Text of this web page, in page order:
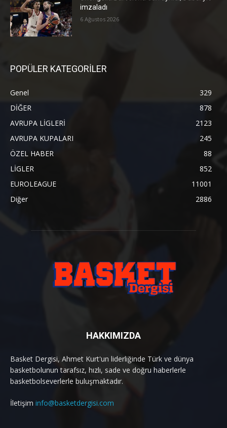
imzaladı
6 Ağustos 2026
POPÜLER KATEGORİLER
Genel
329
DİĞER
878
AVRUPA LİGLERİ
2123
AVRUPA KUPALARI
245
ÖZEL HABER
88
LİGLER
852
EUROLEAGUE
11001
Diğer
2886
HAKKIMIZDA
Basket Dergisi, Ahmet Kurt'un liderliğinde Türk ve dünya
basketbolunun tarafsız, hızlı, sade ve doğru haberlerle
basketbolseverlerle buluşmaktadır.
İletişim info@basketdergisi.com